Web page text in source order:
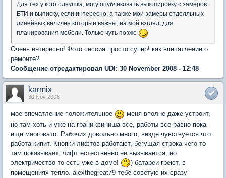
Для тех у кого однушка, могу опубликовать выкопировку с замеров
БТИ и выписку, если интересно, а также мои замеры отделльных
линейных величин которые важны, на мой взгляд, для
планирования мебели. Только чуть позже
Очень интересно! Фото сессия просто супер! как впечатление о
ремонте?
Сообщение отредактировал UDI: 30 November 2008 - 12:48
karmix
30 Nov 2008
мое впечатление положительное
меня вполне даже устроит,
но там хоть и уже на грани финиша все, работы все равно пока
еще многовато. Рабочих довольно много, везде чувствуется что
работа кипит. Кнопки лифтов работают, бегущая строка чего то
там показывает, лифт естественно не вызывается, но
электричество то есть уже в доме!
) батареи греют, в
помещениях тепло. alexthegreat79 тебе советую их сразу